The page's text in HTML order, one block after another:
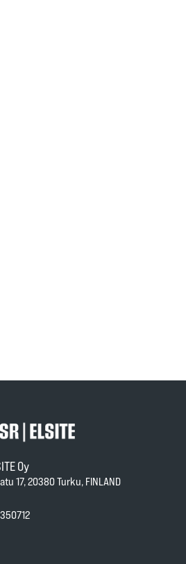
Oy
17, 20380 Turku, FINLAND